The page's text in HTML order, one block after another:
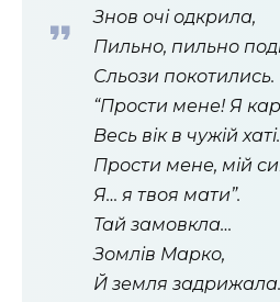
Знов очі одкрила,
Пильно, пильно
Сльози покотились.
“Прости мене! Я
Весь вік в чужій
Прости мене, мій
Я… я твоя мати”.
Тай замовкла…
Зомлів Марко,
Й земля задрижала.